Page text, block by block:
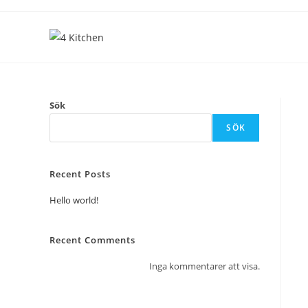
Sök
SÖK
Recent Posts
Hello world!
Recent Comments
Inga kommentarer att visa.